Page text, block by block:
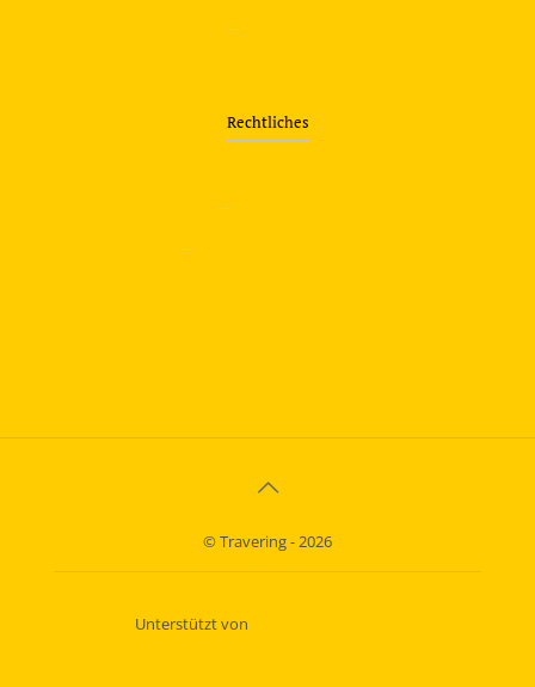
—
Rechtliches
—
—
© Travering - 2026
Unterstützt von